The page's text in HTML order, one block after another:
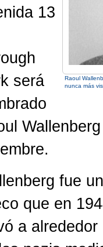
Raoul
nunca más
13
será
fue
que en
a